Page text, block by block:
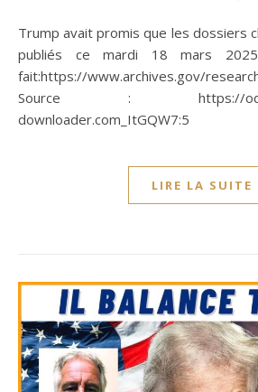
Trump avait promis que les dossiers classifiés JFK seraient
publiés ce mardi 18 mars
fait:https://www.archives.gov/
Source : https://
downloader.com_ItGQW7:5
LIRE LA SUITE